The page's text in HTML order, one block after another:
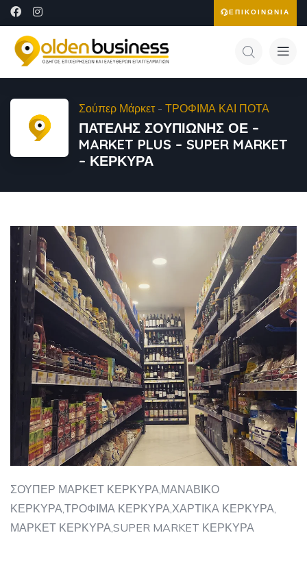
ΕΠΙΚΟΙΝΩΝΙΑ
Σούπερ Μάρκετ- ΤΡΟΦΙΜΑ ΚΑΙ ΠΟΤΑ
ΠΑΤΕΛΗΣ ΣΟΥΠΙΩΝΗΣ ΟΕ –
MARKET PLUS – SUPER MARKET
– ΚΕΡΚΥΡΑ
ΣΟΥΠΕΡ ΜΑΡΚΕΤ ΚΕΡΚΥΡΑ,ΜΑΝΑΒΙΚΟ
ΚΕΡΚΥΡΑ,ΤΡΟΦΙΜΑ ΚΕΡΚΥΡΑ,ΧΑΡΤΙΚΑ ΚΕΡΚΥΡΑ,
ΜΑΡΚΕΤ ΚΕΡΚΥΡΑ,SUPER MARKET ΚΕΡΚΥΡΑ